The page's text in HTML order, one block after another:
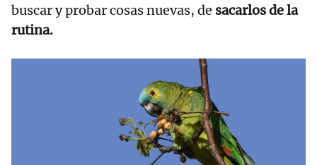
buscar y probar cosas nuevas, de sacarlos de la
rutina.